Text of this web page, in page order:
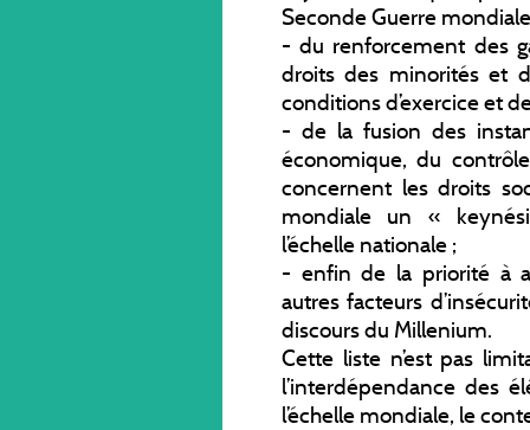
Seconde Guerre
- du renforcement des
droits des minorités et
conditions d’exercice et
- de la fusion des
économique, du
concernent les droits
mondiale un «
l’échelle nationale ;
- enfin de la priorité à
autres facteurs
discours du Millenium.
Cette liste n’est pas
l’interdépendance des
l’échelle mondiale, le